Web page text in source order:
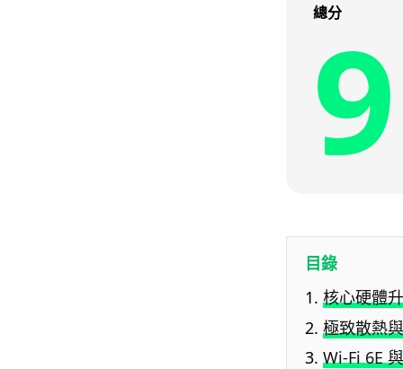
總分
目錄
核心硬體
極致散熱
Wi-Fi 6E